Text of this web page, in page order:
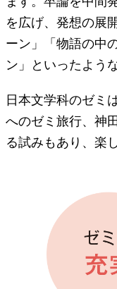
を広げ、発想の展
ーン」「物語の中
ン」といったよう
日本文学科のゼミ
へのゼミ旅行、神
る試みもあり、楽